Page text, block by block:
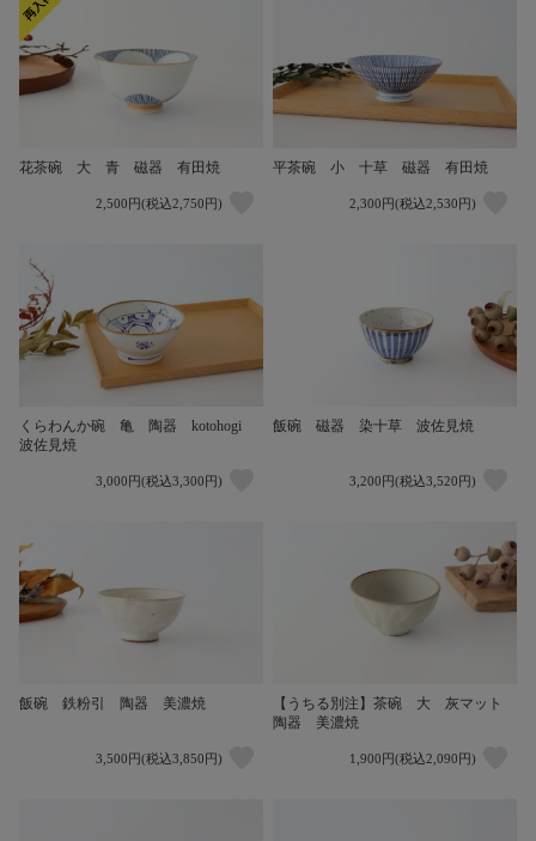
花茶碗 大 青 磁器 有田焼
2,500円(税込2,750円)
平茶碗 小 十草 磁器 有田焼
2,300円(税込2,530円)
くらわんか碗 亀 陶器 kotohogi
波佐見焼
3,000円(税込3,300円)
飯碗 磁器 染十草 波佐見焼
3,200円(税込3,520円)
飯碗 鉄粉引 陶器 美濃焼
3,500円(税込3,850円)
【うちる別注】茶碗 大 灰マット
陶器 美濃焼
1,900円(税込2,090円)